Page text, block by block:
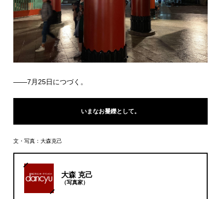
――7月25日につづく。
いまなお矍鑠として。
文・写真：大森克己
大森 克己
（写真家）